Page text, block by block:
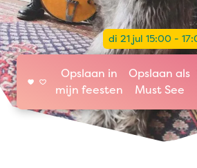
di 21 jul 15:00 -
Opslaan in
mijn feesten
Opslaan als
Must See